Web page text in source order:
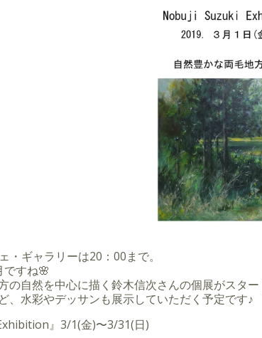
・ギャラリーは20：00まで。
すね🌸
の自然を中心に描く鈴木信次さんの個展がスター
、水彩やデッサンも展示していただく予定です♪
』3/1(金)〜3/31(日)